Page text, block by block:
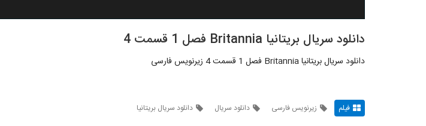
دانلود سریال بریتانیا Britannia فصل 1 قسمت 4
دانلود سریال بریتانیا Britannia فصل 1 قسمت 4 زیرنویس فارسی
فیلم زیرنویس فارسی دانلود سریال دانلود سریال بریتانیا